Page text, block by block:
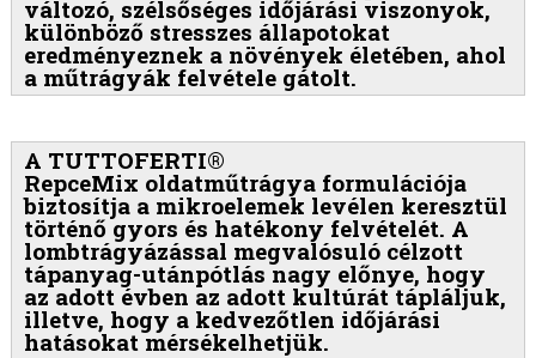
változó, szélsőséges időjárási viszonyok,
különböző stresszes állapotokat
eredményeznek a növények életében, ahol
a műtrágyák felvétele gátolt.
A TUTTOFERTI®
RepceMix oldatműtrágya formulációja
biztosítja a mikroelemek levélen keresztül
történő gyors és hatékony felvételét. A
lombtrágyázással megvalósuló célzott
tápanyag-utánpótlás nagy előnye, hogy
az adott évben az adott kultúrát tápláljuk,
illetve, hogy a kedvezőtlen időjárási
hatásokat mérsékelhetjük.